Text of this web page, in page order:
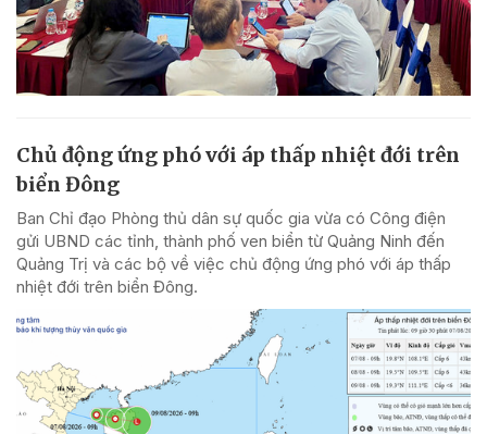
Chủ động ứng phó với áp thấp nhiệt đới trên
biển Đông
Ban Chỉ đạo Phòng thủ dân sự quốc gia vừa có Công điện
gửi UBND các tỉnh, thành phố ven biển từ Quảng Ninh đến
Quảng Trị và các bộ về việc chủ động ứng phó với áp thấp
nhiệt đới trên biển Đông.